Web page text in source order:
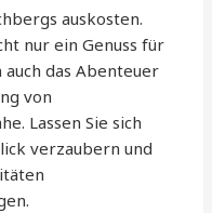
auskosten.
nur ein Genuss für
das Abenteuer
von
Lassen Sie sich
verzaubern und